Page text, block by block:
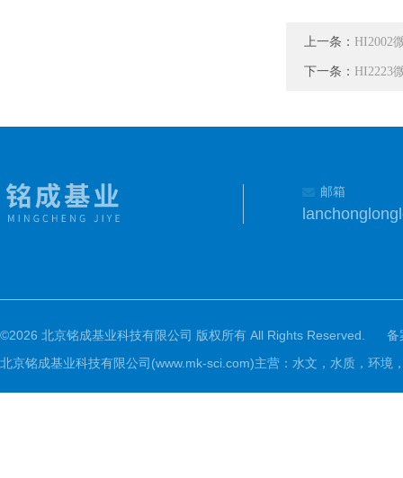
上一条： HI2002
下一条： HI2223
邮箱
©2026 北京铭成基业科技有限公司 版权所有 All Rights Reserved.
备
北京铭成基业科技有限公司(www.mk-sci.com)主营：水文，水质，环境